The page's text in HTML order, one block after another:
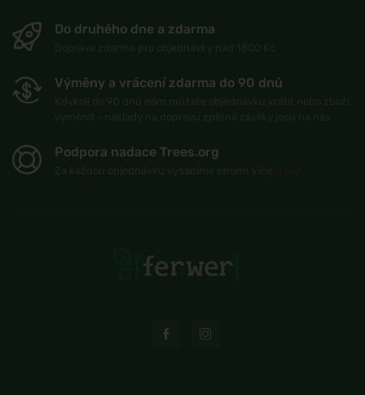
Do druhého dne a zdarma
Výměny a vrácení zdarma do 90 dnů
Podpora nadace Trees.org